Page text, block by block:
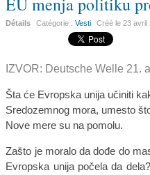
Détails Catégorie :Vesti Créé le23 avril
IZVOR: Deutsche Welle 21.
Šta će Evropska unija učiniti
Sredozemnog mora, umesto
Nove mere su na pomolu.
Zašto je moralo da dođe do
Evropska unija počela da